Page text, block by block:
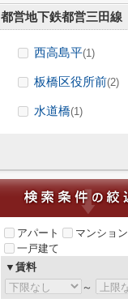
都営地下鉄都営三田線
西高島平(1)
板橋区役所前(2)
水道橋(1)
アパート
マンション
一戸建て
▼賃料
～